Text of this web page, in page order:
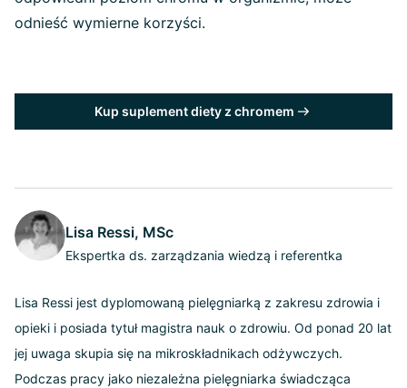
odnieść wymierne korzyści.
Kup suplement diety z chromem
Lisa Ressi, MSc
Ekspertka ds. zarządzania wiedzą i referentka
Lisa Ressi jest dyplomowaną pielęgniarką z zakresu zdrowia i
opieki i posiada tytuł magistra nauk o zdrowiu. Od ponad 20 lat
jej uwaga skupia się na mikroskładnikach odżywczych.
Podczas pracy jako niezależna pielęgniarka świadcząca